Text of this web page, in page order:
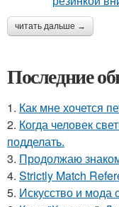
читать дальше →
Последние
1. Как мне хочется
2. Когда человек
подделать.
3. Продолжаю
4. Strictly Match
5. Искусство и мода